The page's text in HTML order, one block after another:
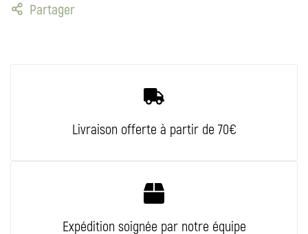
Partager
Livraison offerte à partir de 70€
Expédition soignée par notre équipe